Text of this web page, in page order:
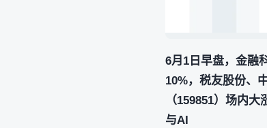
6月1日早盘，金融
10%，税友股份、
（159851）场内
与AI